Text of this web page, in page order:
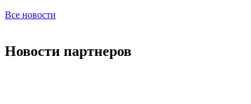
Все новости
Новости партнеров